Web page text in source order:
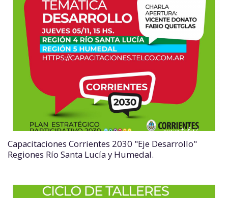
Capacitaciones Corrientes 2030 "Eje Desarrollo"
Regiones Río Santa Lucía y Humedal.